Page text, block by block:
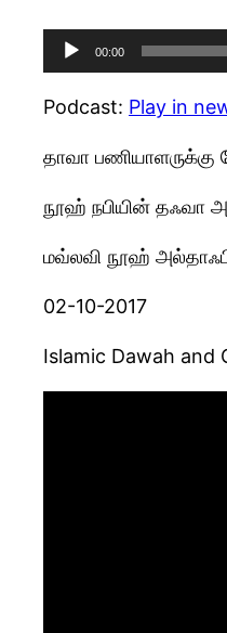
Audio
Player
00:00
Podcast: Play in
தாவா பணியாளருக்கு
நூஹ் நபியின் தஃவா
மவ்லவி நூஹ்
02-10-2017
Islamic Dawah and